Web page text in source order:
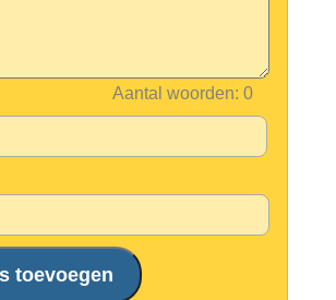
Aantal woorden: